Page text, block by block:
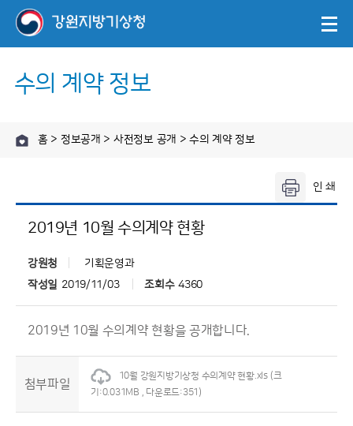
수의 계약 정보
홈 > 정보공개 > 사전정보 공개 > 수의 계약 정보
2019년 10월 수의계약 현황
강원청
기획운영과
작성일 2019/11/03 조회수 4360
2019년 10월 수의계약 현황을 공개합니다.
첨부파일
10월 강원지방기상청 수의계약 현황.xls (크
기:0.031MB , 다운로드:351)